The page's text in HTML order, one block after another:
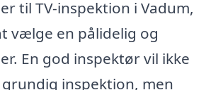
til TV-inspektion i Vadum,
vælge en pålidelig og
En god inspektør vil ikke
inspektion, men